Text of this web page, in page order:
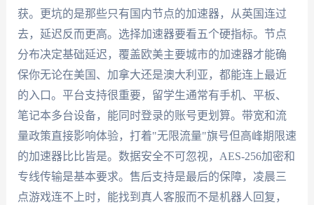
获。更坑的是那些只有国内节点的加速器，从英国连过
去，延迟反而更高。选择加速器要看五个硬指标。节点
分布决定基础延迟，覆盖欧美主要城市的加速器才能确
保你无论在美国、加拿大还是澳大利亚，都能连上最近
的入口。平台支持很重要，留学生通常有手机、平板、
笔记本多台设备，能同时登录的账号更划算。带宽和流
量政策直接影响体验，打着"无限流量"旗号但高峰期限速
的加速器比比皆是。数据安全不可忽视，AES-256加密和
专线传输是基本要求。售后支持是最后的保障，凌晨三
点游戏连不上时，能找到真人客服而不是机器人回复，